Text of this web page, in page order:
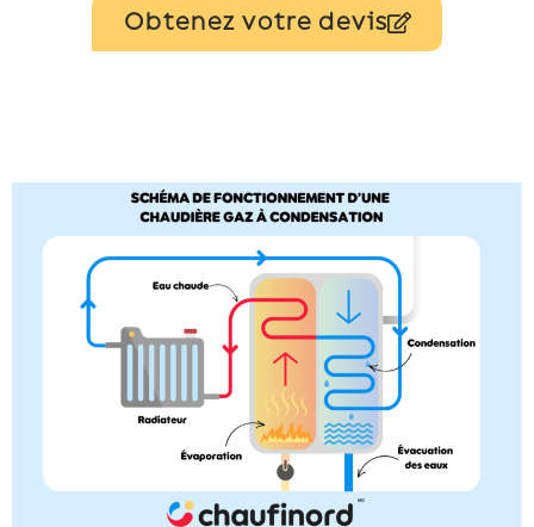
Obtenez votre devis